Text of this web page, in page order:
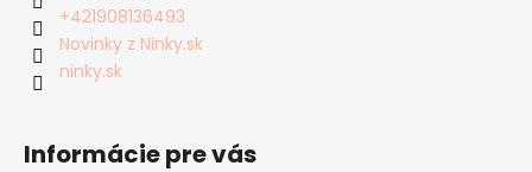
+421908136493
Novinky z Ninky.sk
ninky.sk
Informácie pre vás